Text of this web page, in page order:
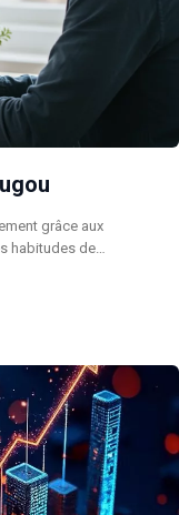
grâce aux
habitudes de…